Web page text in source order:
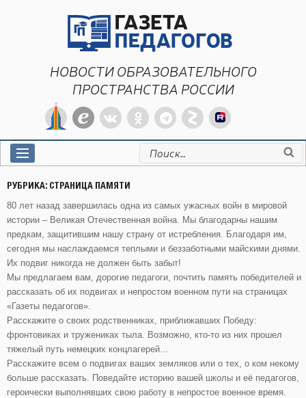
НОВОСТИ ОБРАЗОВАТЕЛЬНОГО
ПРОСТРАНСТВА РОССИИ
Искать:
РУБРИКА: СТРАНИЦА ПАМЯТИ
80 лет назад завершилась одна из самых ужасных войн в мировой
истории – Великая Отечественная война. Мы благодарны нашим
предкам, защитившим нашу страну от истребления. Благодаря им,
сегодня мы наслаждаемся теплыми и беззаботными майскими днями.
Их подвиг никогда не должен быть забыт!
Мы предлагаем вам, дорогие педагоги, почтить память победителей и
рассказать об их подвигах и непростом военном пути на страницах
«Газеты педагогов».
Расскажите о своих родственниках, приближавших Победу:
фронтовиках и тружениках тыла. Возможно, кто-то из них прошел
тяжелый путь немецких концлагерей…
Расскажите всем о подвигах ваших земляков или о тех, о ком некому
больше рассказать. Поведайте историю вашей школы и её педагогов,
героически выполнявших свою работу в непростое военное время.